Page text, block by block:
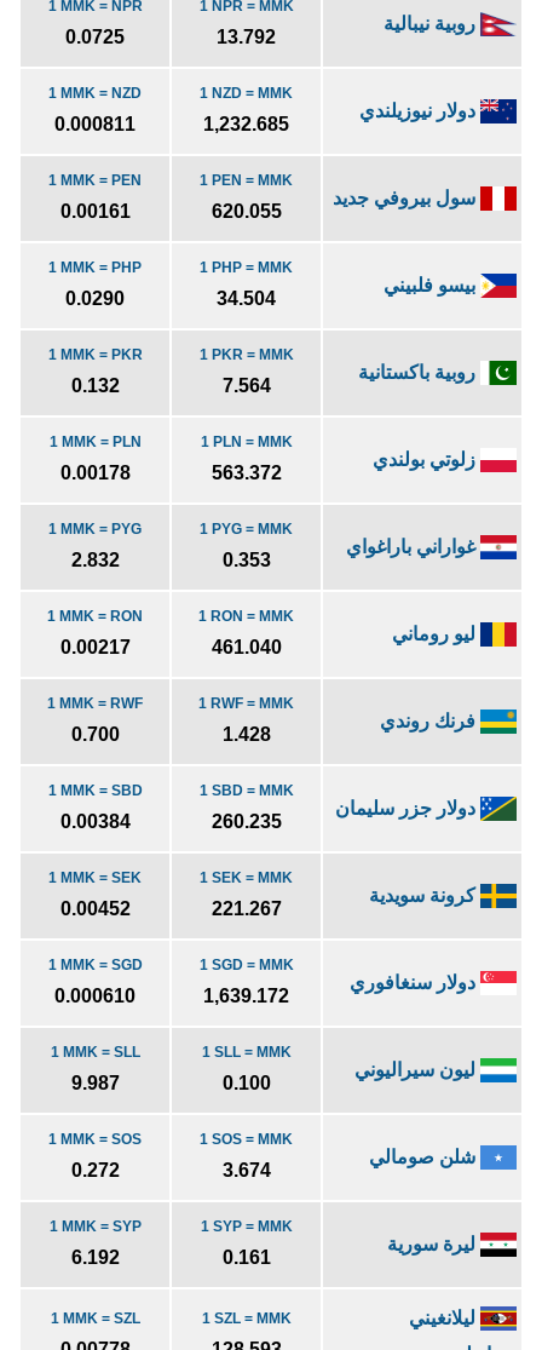
روبية نيبالية
1 NPR = MMK
13.792
1 MMK = NPR
0.0725
دولار نيوزيلندي
1 NZD = MMK
1,232.685
1 MMK = NZD
0.000811
سول بيروفي جديد
1 PEN = MMK
620.055
1 MMK = PEN
0.00161
بيسو فلبيني
1 PHP = MMK
34.504
1 MMK = PHP
0.0290
روبية باكستانية
1 PKR = MMK
7.564
1 MMK = PKR
0.132
زلوتي بولندي
1 PLN = MMK
563.372
1 MMK = PLN
0.00178
غواراني باراغواي
1 PYG = MMK
0.353
1 MMK = PYG
2.832
ليو روماني
1 RON = MMK
461.040
1 MMK = RON
0.00217
فرنك روندي
1 RWF = MMK
1.428
1 MMK = RWF
0.700
دولار جزر سليمان
1 SBD = MMK
260.235
1 MMK = SBD
0.00384
كرونة سويدية
1 SEK = MMK
221.267
1 MMK = SEK
0.00452
دولار سنغافوري
1 SGD = MMK
1,639.172
1 MMK = SGD
0.000610
ليون سيراليوني
1 SLL = MMK
0.100
1 MMK = SLL
9.987
شلن صومالي
1 SOS = MMK
3.674
1 MMK = SOS
0.272
ليرة سورية
1 SYP = MMK
0.161
1 MMK = SYP
6.192
ليلانغيني
1 SZL = MMK
1 MMK = SZL